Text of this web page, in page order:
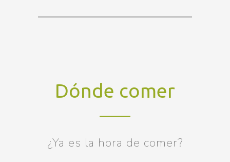
Dónde comer
¿Ya es la hora de comer?